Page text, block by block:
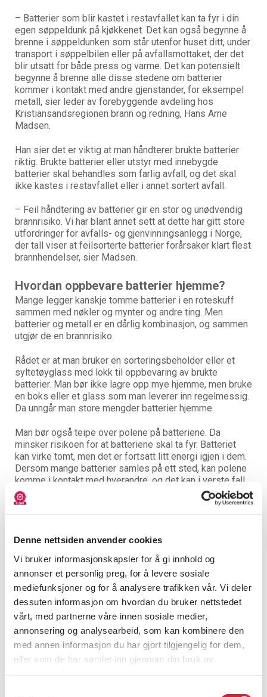
Denne nettsiden anvender cookies
Vi bruker informasjonskapsler for å gi innhold og
annonser et personlig preg, for å levere sosiale
mediefunksjoner og for å analysere trafikken vår. Vi deler
dessuten informasjon om hvordan du bruker nettstedet
vårt, med partnerne våre innen sosiale medier,
annonsering og analysearbeid, som kan kombinere den
med annen informasjon du har gjort tilgjengelig for dem,
eller som de har samlet inn gjennom din bruk av
– Batterier som blir kastet i restavfallet kan ta fyr i din
egen søppeldunk på kjøkkenet. Det kan også begynne å
brenne i søppeldunken som står utenfor huset ditt, under
transport i søppelbilen eller på avfallsmottaket, der det
blir utsatt for både press og varme. Det kan potensielt
begynne å brenne alle disse stedene om batterier
kommer i kontakt med andre gjenstander, for eksempel
metall, sier leder av forebyggende avdeling hos
Kristiansandsregionen brann og redning, Hans Arne
Madsen.
Han sier det er viktig at man håndterer brukte batterier
riktig. Brukte batterier eller utstyr med innebygde
batterier skal behandles som farlig avfall, og det skal
ikke kastes i restavfallet eller i annet sortert avfall.
– Feil håndtering av batterier gir en stor og unødvendig
brannrisiko. Vi har blant annet sett at dette har gitt store
utfordringer for avfalls- og gjenvinningsanlegg i Norge,
der tall viser at feilsorterte batterier forårsaker klart flest
brannhendelser, sier Madsen.
Hvordan oppbevare batterier hjemme?
Mange legger kanskje tomme batterier i en roteskuff
sammen med nøkler og mynter og andre ting. Men
batterier og metall er en dårlig kombinasjon, og sammen
utgjør de en brannrisiko.
Rådet er at man bruker en sorteringsbeholder eller et
syltetøyglass med lokk til oppbevaring av brukte
batterier. Man bør ikke lagre opp mye hjemme, men bruke
en boks eller et glass som man leverer inn regelmessig.
Da unngår man store mengder batterier hjemme.
Man bør også teipe over polene på batteriene. Da
minsker risikoen for at batteriene skal ta fyr. Batteriet
kan virke tomt, men det er fortsatt litt energi igjen i dem.
Dersom mange batterier samles på ett sted, kan polene
komme i kontakt med hverandre, og det kan i verste fall
ende med kortslutning og brann. Men dersom du teiper
med vanlig teip på polene så unngår du at de kommer i
direkte kontakt med hverandre og at de kortslutter.
Hvor kan jeg levere brukte batterier?
Systemet for å levere batterier er ganske enkle i Norge;
man leverer gamle batterier der man har kjøpt dem. Alle
som selger batterier, er lovpålagt å også kunne ta imot
batterier. Det betyr at dersom du har kjøpt batterier på en
dagligvarebutikk, kan du levere dem på denne butikken.
Dagligvarebutikker tar imot de mest vanlige batteriene,
mens elektronikkbutikker tar imot el-produkter i tillegg.
Man kan også levere batterier og el- produkter hos
nærmeste gjenvinningsstasjon. Spør betjeningen om du